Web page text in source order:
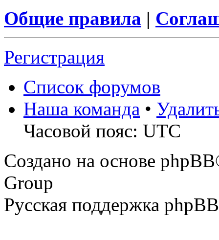
Общие правила |
Регистрация
Список форумов
Наша команда •
Часовой пояс: UTC
Создано на основе
Group
Русская поддержка phpBB